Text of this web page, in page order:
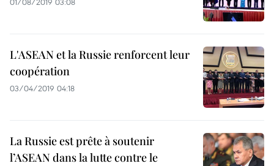
L'ASEAN et la Russie renforcent leur
coopération
03/04/2019 04:18
La Russie est prête à soutenir
l’ASEAN dans la lutte contre le